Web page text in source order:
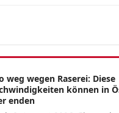
weg wegen Raserei: Diese
können in
enden